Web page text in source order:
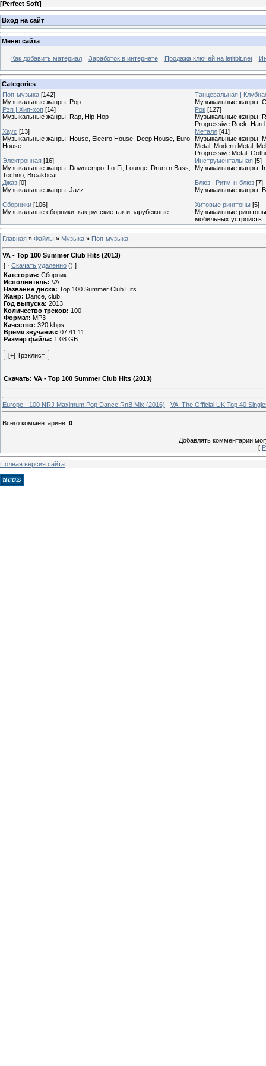
[Perfect Soft]
Вход на сайт
Меню сайта
Как добавить материал Заработок в интернете Продажа ключей на letitbit.net
Categories
Поп-музыка [142]
Музыкальные жанры: Pop
Танцевальная |
Музыкальные жанры:
Рэп | Хип-хоп [14]
Музыкальные жанры: Rap, Hip-Hop
Рок [127]
Музыкальные жанры:
Progressive Rock,
Хаус [13]
Музыкальные жанры: House, Electro House, Deep House, Euro
House
Металл [41]
Музыкальные жанры:
Metal, Modern Metal,
Progressive Metal,
Электронная [16]
Музыкальные жанры: Downtempo, Lo-Fi, Lounge, Drum n Bass,
Techno, Breakbeat
Инструментальная [5]
Музыкальные жанры:
Джаз [0]
Музыкальные жанры: Jazz
Блюз | Ритм-н-блюз [7]
Музыкальные жанры:
Сборники [106]
Музыкальные сборники, как русские так и зарубежные
Хитовые рингтоны [5]
Музыкальные
мобильных устройств
Главная » Файлы » Музыка » Поп-музыка
VA - Top 100 Summer Club Hits (2013)
[ · Скачать удаленно () ]
Категория: Сборник
Исполнитель: VA
Название диска: Top 100 Summer Club Hits
Жанр: Dance, club
Год выпуска: 2013
Количество треков: 100
Формат: MP3
Качество: 320 kbps
Время звучания: 07:41:11
Размер файла: 1.08 GB
Скачать: VA - Top 100 Summer Club Hits (2013)
Europe - 100 NRJ Maximum Pop Dance RnB Mix (2016) VA -The Official UK Top 40
Всего комментариев: 0
Добавлять комментарии
[
Полная версия сайта